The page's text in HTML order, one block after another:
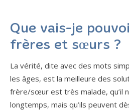
Que vais-je
frères et sœurs ?
La vérité, dite avec des mots
les âges, est la meilleure des
frère/sœur est très malade, qu’il
longtemps, mais qu’ils peuvent